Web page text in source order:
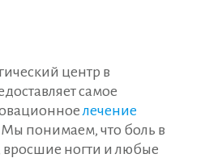
центр в
самое
лечение
Мы понимаем, что боль в
ногти и любые